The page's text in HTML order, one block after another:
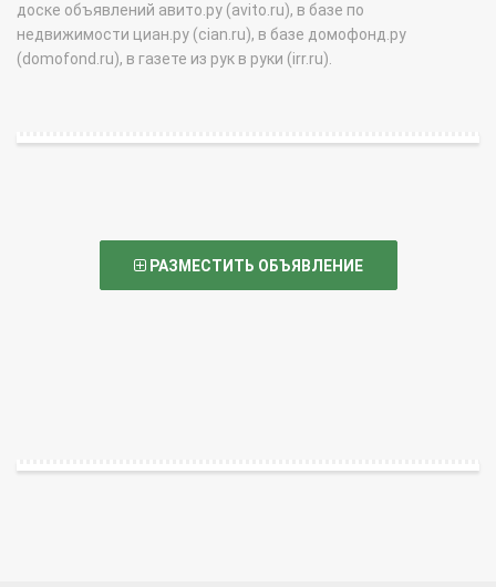
доске объявлений авито.ру (avito.ru), в базе по
недвижимости циан.ру (cian.ru), в базе домофонд.ру
(domofond.ru), в газете из рук в руки (irr.ru).
РАЗМЕСТИТЬ ОБЪЯВЛЕНИЕ